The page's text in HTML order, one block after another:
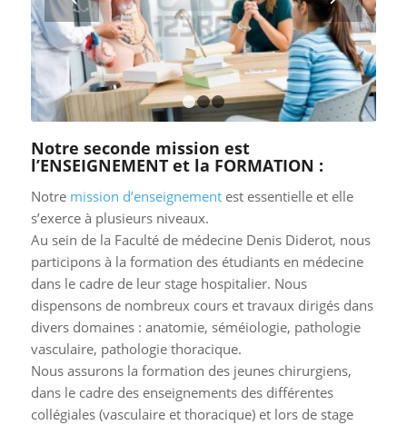
1 2 3
Notre seconde mission est
l’ENSEIGNEMENT et la FORMATION :
Notre mission d’enseignementest essentielle et elle
s’exerce à plusieurs niveaux.
Au sein de la Faculté de médecine Denis Diderot, nous
participons à la formation des étudiants en médecine
dans le cadre de leur stage hospitalier. Nous
dispensons de nombreux cours et travaux dirigés dans
divers domaines : anatomie, séméiologie, pathologie
vasculaire, pathologie thoracique.
Nous assurons la formation des jeunes chirurgiens,
dans le cadre des enseignements des différentes
collégiales (vasculaire et thoracique) et lors de stage